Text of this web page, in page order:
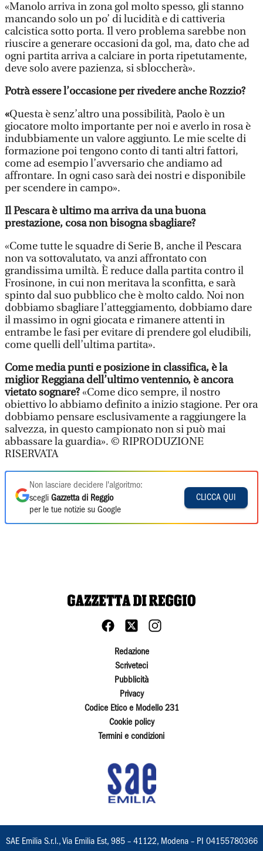
«Manolo arriva in zona gol molto spesso, gli stanno
mancando solo un po’ di lucidità e di cattiveria
calcistica sotto porta. Il vero problema sarebbe non
riuscire a generare occasioni da gol, ma, dato che ad
ogni partita arriva a calciare in porta ripetutamente,
deve solo avere pazienza, si sbloccherà».
Potrà essere l’occasione per rivedere anche Rozzio?
«Questa è senz’altro una possibilità, Paolo è un
giocatore molto importante per noi e averlo in rosa è
indubbiamente un valore aggiunto. Le mie scelte di
formazione poi tengono conto di tanti altri fattori,
come ad esempio l’avversario che andiamo ad
affrontare. In ogni caso sarà dei nostri e disponibile
per scendere in campo».
Il Pescara è ultimo ma arriva da una buona
prestazione, cosa non bisogna sbagliare?
«Come tutte le squadre di Serie B, anche il Pescara
non va sottovalutato, va anzi affrontato con
grandissima umiltà. È reduce dalla partita contro il
Frosinone, in cui non meritava la sconfitta, e sarà
spinto dal suo pubblico che è molto caldo. Noi non
dobbiamo sbagliare l’atteggiamento, dobbiamo dare
il massimo in ogni giocata e rimanere attenti in
entrambe le fasi per evitare di prendere gol eludibili,
come quelli dell’ultima partita».
Come media punti e posizione in classifica, è la
miglior Reggiana dell’ultimo ventennio, è ancora
vietato sognare?«Come dico sempre, il nostro
obiettivo lo abbiamo definito a inizio stagione. Per ora
dobbiamo pensare esclusivamente a raggiungere la
salvezza, in questo campionato non si può mai
abbassare la guardia». © RIPRODUZIONE
RISERVATA
Non lasciare decidere l'algoritmo:
scegli Gazzetta di Reggio
per le tue notizie su Google
CLICCA QUI
Redazione
Scriveteci
Pubblicità
Privacy
Codice Etico e Modello 231
Cookie policy
Termini e condizioni
SAE Emilia S.r.l., Via Emilia Est, 985 – 41122, Modena – PI 04155780366